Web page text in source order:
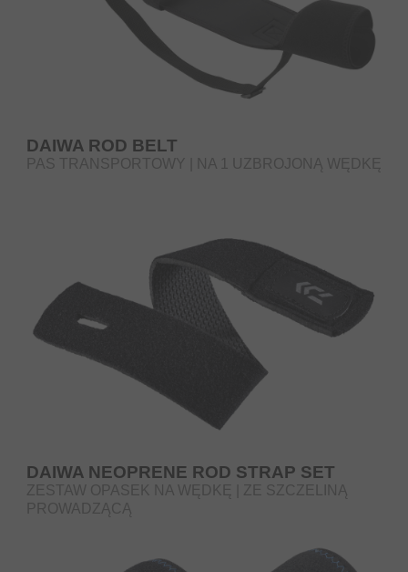
DAIWA ROD BELT
PAS TRANSPORTOWY | NA 1 UZBROJONĄ WĘDKĘ
DAIWA NEOPRENE ROD STRAP SET
ZESTAW OPASEK NA WĘDKĘ | ZE SZCZELINĄ
PROWADZĄCĄ